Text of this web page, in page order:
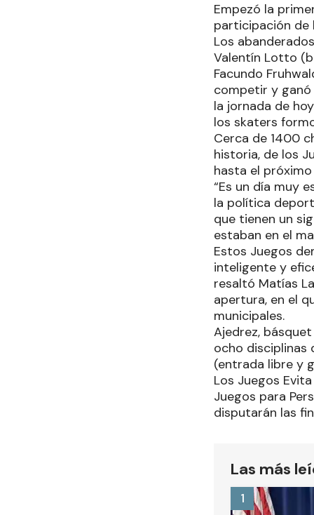
Empezó la
participación de
Los
Valentín Lotto
Facundo
competir y
la jornada de
los skaters
Cerca de 1400
historia, de los
hasta el
“Es un día muy
la política
que tienen un
estaban en el
Estos Juegos
inteligente y
resaltó Matías
apertura, en el
municipales.
Ajedrez,
ocho disciplinas
(entrada libre y
Los Juegos
Juegos para
disputarán las
Las más
1